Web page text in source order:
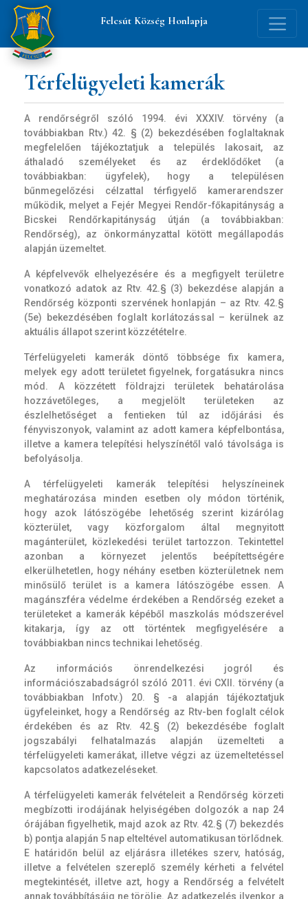
Betűméret
növelése
Szürke
árnyalat
Éles
kontraszt
Linkek
aláhúzása
Olvasható
betűtípus
Felcsút Község Honlapja
Térfelügyeleti kamerák
A rendőrségről szóló 1994. évi XXXIV. törvény (a
továbbiakban Rtv.) 42. § (2) bekezdésében foglaltaknak
megfelelően tájékoztatjuk a település lakosait, az
áthaladó személyeket és az érdeklődőket (a
továbbiakban: ügyfelek), hogy a településen
bűnmegelőzési célzattal térfigyelő kamerarendszer
működik, melyet a Fejér Megyei Rendőr-főkapitányság a
Bicskei Rendőrkapitányság útján (a továbbiakban:
Rendőrség), az önkormányzattal kötött megállapodás
alapján üzemeltet.
A képfelvevők elhelyezésére és a megfigyelt területre
vonatkozó adatok az Rtv. 42.§ (3) bekezdése alapján a
Rendőrség központi szervének honlapján – az Rtv. 42.§
(5e) bekezdésében foglalt korlátozással – kerülnek az
aktuális állapot szerint közzétételre.
Térfelügyeleti kamerák döntő többsége fix kamera,
melyek egy adott területet figyelnek, forgatásukra nincs
mód. A közzétett földrajzi területek behatárolása
hozzávetőleges, a megjelölt területeken az
észlelhetőséget a fentieken túl az időjárási és
fényviszonyok, valamint az adott kamera képfelbontása,
illetve a kamera telepítési helyszínétől való távolsága is
befolyásolja.
A térfelügyeleti kamerák telepítési helyszíneinek
meghatározása minden esetben oly módon történik,
hogy azok látószögébe lehetőség szerint kizárólag
közterület, vagy közforgalom által megnyitott
magánterület, közlekedési terület tartozzon. Tekintettel
azonban a környezet jelentős beépítettségére
elkerülhetetlen, hogy néhány esetben közterületnek nem
minősülő terület is a kamera látószögébe essen. A
magánszféra védelme érdekében a Rendőrség ezeket a
területeket a kamerák képéből maszkolás módszerével
kitakarja, így az ott történtek megfigyelésére a
továbbiakban nincs technikai lehetőség.
Az információs önrendelkezési jogról és
információszabadságról szóló 2011. évi CXII. törvény (a
továbbiakban Infotv.) 20. § -a alapján tájékoztatjuk
ügyfeleinket, hogy a Rendőrség az Rtv-ben foglalt célok
érdekében és az Rtv. 42.§ (2) bekezdésébe foglalt
jogszabályi felhatalmazás alapján üzemelteti a
térfelügyeleti kamerákat, illetve végzi az üzemeltetéssel
kapcsolatos adatkezeléseket.
A térfelügyeleti kamerák felvételeit a Rendőrség körzeti
megbízotti irodájának helyiségében dolgozók a nap 24
órájában figyelhetik, majd azok az Rtv. 42.§ (7) bekezdés
b) pontja alapján 5 nap elteltével automatikusan törlődnek.
E határidőn belül az eljárásra illetékes szerv, hatóság,
illetve a felvételen szereplő személy kérheti a felvétel
megtekintését, illetve azt, hogy a Rendőrség a felvételt
annak továbbításáig ne törölje. Az adatkezelés ilyenkor a